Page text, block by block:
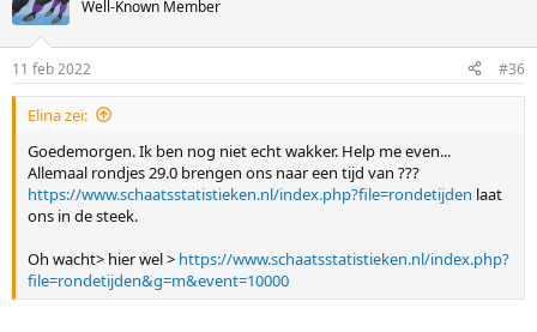
i
s
:
Well-Known Member
11 feb 2022 #36
Elina zei:
Goedemorgen. Ik ben nog niet echt wakker. Help me even...
Allemaal rondjes 29.0 brengen ons naar een tijd van ???
https://www.schaatsstatistieken.nl/index.php?file=rondetijden laat
ons in de steek.
Oh wacht> hier wel > https://www.schaatsstatistieken.nl/index.php?
file=rondetijden&g=m&event=10000